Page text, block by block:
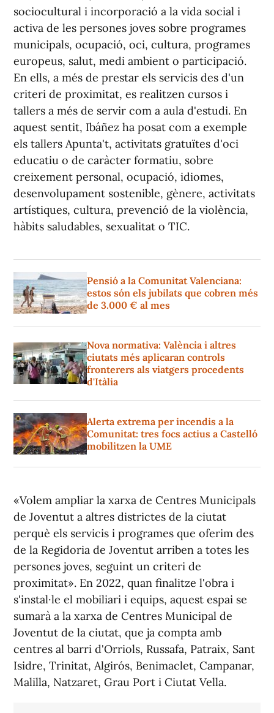
sociocultural i incorporació a la vida social i
activa de les persones joves sobre programes
municipals, ocupació, oci, cultura, programes
europeus, salut, medi ambient o participació.
En ells, a més de prestar els servicis des d'un
criteri de proximitat, es realitzen cursos i
tallers a més de servir com a aula d'estudi. En
aquest sentit, Ibáñez ha posat com a exemple
els tallers Apunta't, activitats gratuïtes d'oci
educatiu o de caràcter formatiu, sobre
creixement personal, ocupació, idiomes,
desenvolupament sostenible, gènere, activitats
artístiques, cultura, prevenció de la violència,
hàbits saludables, sexualitat o TIC.
Pensió a la Comunitat Valenciana:
estos són els jubilats que cobren més
de 3.000 € al mes
Nova normativa: València i altres
ciutats més aplicaran controls
fronterers als viatgers procedents
d'Itàlia
Alerta extrema per incendis a la
Comunitat: tres focs actius a Castelló
mobilitzen la UME
«Volem ampliar la xarxa de Centres Municipals
de Joventut a altres districtes de la ciutat
perquè els servicis i programes que oferim des
de la Regidoria de Joventut arriben a totes les
persones joves, seguint un criteri de
proximitat». En 2022, quan finalitze l'obra i
s'instal·le el mobiliari i equips, aquest espai se
sumarà a la xarxa de Centres Municipal de
Joventut de la ciutat, que ja compta amb
centres al barri d'Orriols, Russafa, Patraix, Sant
Isidre, Trinitat, Algirós, Benimaclet, Campanar,
Malilla, Natzaret, Grau Port i Ciutat Vella.